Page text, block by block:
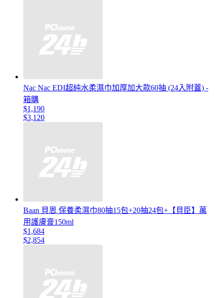
Nac Nac EDI超純水柔濕巾加厚加大款60抽 (24入附蓋) -
箱購
$1,190
$3,120
Baan 貝恩 保養柔濕巾80抽15包+20抽24包+【貝臣】萬
用護膚膏150ml
$1,684
$2,854